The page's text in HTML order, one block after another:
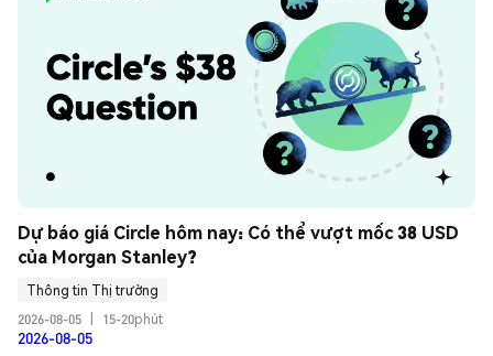
Dự báo giá Circle hôm nay: Có thể vượt mốc 38 USD
của Morgan Stanley?
Thông tin Thị trường
2026-08-05
15-20phút
2026-08-05